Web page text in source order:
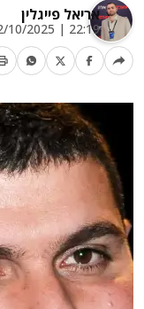
אריאל פייגלין
22:19 | 02/10/2025